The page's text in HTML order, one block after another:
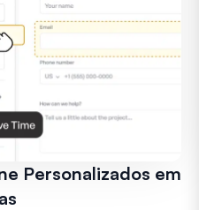
Personalizados em